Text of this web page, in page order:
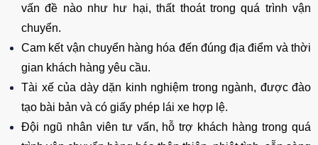
vấn đề nào như hư hại, thất thoát trong quá trình vận
chuyển.
Cam kết vận chuyển hàng hóa đến đúng địa điểm và thời
gian khách hàng yêu cầu.
Tài xế của dày dặn kinh nghiệm trong ngành, được đào
tạo bài bản và có giấy phép lái xe hợp lệ.
Đội ngũ nhân viên tư vấn, hỗ trợ khách hàng trong quá